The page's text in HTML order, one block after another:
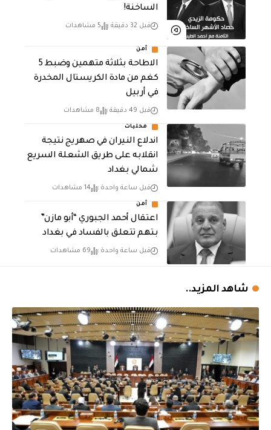
الساخنة!
قبل 32 دقيقة 5 مشاهدات
أمن
الاطاحة بثلاثة متهمين وضبط 5
كغم من مادة الكريستال المخدرة ​
في أربيل
قبل 49 دقيقة 8 مشاهدات
محليات
اندلاع النيران في صهريج نتيجة
انقلابه على طريق الشعلة السريع
شمالي بغداد
قبل ساعة واحدة 14 مشاهدات
أمن
اعتقال أحمد الجبوري “أبو مازن”
بتهم تتعلق بالفساد في بغداد
قبل ساعة واحدة 69 مشاهدات
شاهد المزيد..